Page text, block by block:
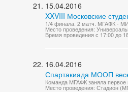
15.04.2016
XXVIII Московские
1/4 финала. 2 матч. МГАФК -
Место проведения:
Время проведения с 17:00 до
16.04.2016
Спартакиада МООП
Команда МГАФК заняла первое
Место проведения: Стадион